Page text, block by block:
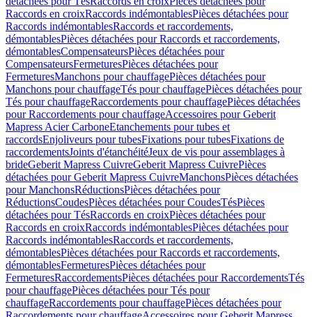
Raccords en croixRaccords indémontablesPièces détachées pour
Raccords indémontablesRaccords et raccordements,
démontablesPièces détachées pour Raccords et raccordements,
démontablesCompensateursPièces détachées pour
CompensateursFermeturesPièces détachées pour
FermeturesManchons pour chauffagePièces détachées pour
Manchons pour chauffageTés pour chauffagePièces détachées pour
Tés pour chauffageRaccordements pour chauffagePièces détachées
pour Raccordements pour chauffageAccessoires pour Geberit
Mapress Acier CarboneEtanchements pour tubes et
raccordsEnjoliveurs pour tubesFixations pour tubesFixations de
raccordementsJoints d'étanchéitéJeux de vis pour assemblages à
brideGeberit Mapress CuivreGeberit Mapress CuivrePièces
détachées pour Geberit Mapress CuivreManchonsPièces détachées
pour ManchonsRéductionsPièces détachées pour
RéductionsCoudesPièces détachées pour CoudesTésPièces
détachées pour TésRaccords en croixPièces détachées pour
Raccords en croixRaccords indémontablesPièces détachées pour
Raccords indémontablesRaccords et raccordements,
démontablesPièces détachées pour Raccords et raccordements,
démontablesFermeturesPièces détachées pour
FermeturesRaccordementsPièces détachées pour RaccordementsTés
pour chauffagePièces détachées pour Tés pour
chauffageRaccordements pour chauffagePièces détachées pour